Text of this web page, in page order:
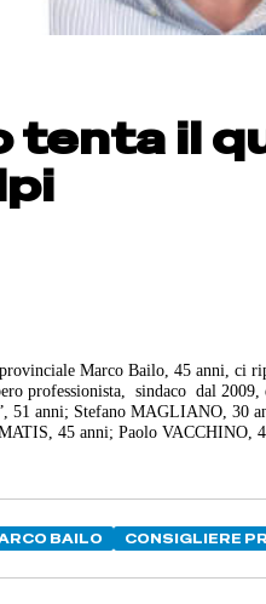
tenta il
Marco Bailo, 45 anni, ci
professionista,
sindaco dal
51 anni; Stefano MAGLIANO, 30
45 anni; Paolo VACCHINO,
BAILO CONSIGLIERE